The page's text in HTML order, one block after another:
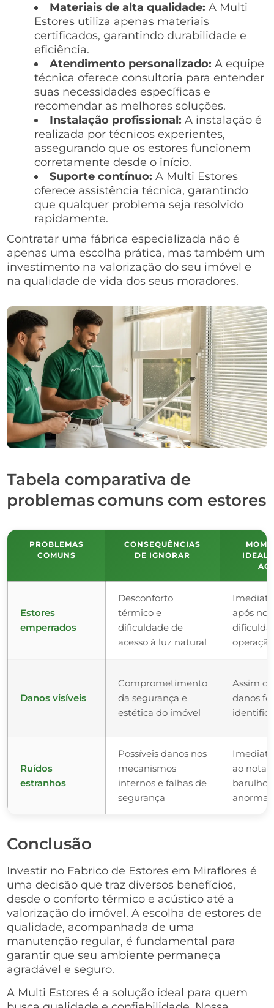
Materiais de alta qualidade: A Multi
Estores utiliza apenas materiais
certificados, garantindo durabilidade e
eficiência.
Atendimento personalizado: A equipe
técnica oferece consultoria para entender
suas necessidades específicas e
recomendar as melhores soluções.
Instalação profissional: A instalação é
realizada por técnicos experientes,
assegurando que os estores funcionem
corretamente desde o início.
Suporte contínuo: A Multi Estores
oferece assistência técnica, garantindo
que qualquer problema seja resolvido
rapidamente.
Contratar uma fábrica especializada não é
apenas uma escolha prática, mas também um
investimento na valorização do seu imóvel e
na qualidade de vida dos seus moradores.
Tabela comparativa de
problemas comuns com estores
PROBLEMAS
COMUNS
CONSEQUÊNCIAS
DE IGNORAR
IDEAL
Estores
emperrados
Desconforto
térmico e
dificuldade de
acesso à luz natural
após
operação
Danos visíveis
Comprometimento
da segurança e
estética do imóvel
Assim
danos
Ruídos
estranhos
Possíveis danos nos
mecanismos
internos e falhas de
segurança
ao notar
barulhos
Conclusão
Investir no Fabrico de Estores em Miraflores é
uma decisão que traz diversos benefícios,
desde o conforto térmico e acústico até a
valorização do imóvel. A escolha de estores de
qualidade, acompanhada de uma
manutenção regular, é fundamental para
garantir que seu ambiente permaneça
agradável e seguro.
A Multi Estores é a solução ideal para quem